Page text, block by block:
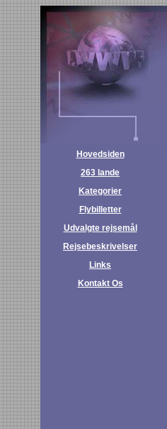
Hovedsiden
263 lande
Kategorier
Flybilletter
Udvalgte rejsemål
Rejsebeskrivelser
Links
Kontakt Os